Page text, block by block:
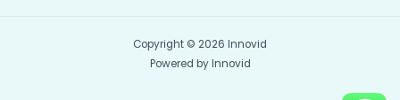
Copyright © 2026 Innovid
Powered by Innovid